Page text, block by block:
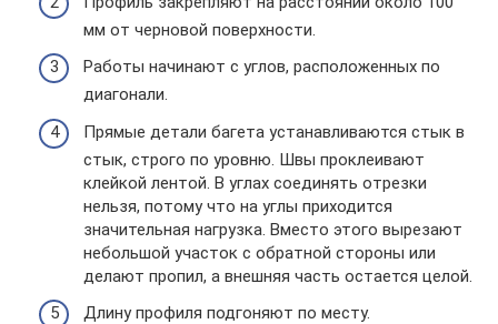
мм от черновой поверхности.
Работы начинают с углов, расположенных по
диагонали.
Прямые детали багета устанавливаются стык в
стык, строго по уровню. Швы проклеивают
клейкой лентой. В углах соединять отрезки
нельзя, потому что на углы приходится
значительная нагрузка. Вместо этого вырезают
небольшой участок с обратной стороны или
делают пропил, а внешняя часть остается целой.
Длину профиля подгоняют по месту.